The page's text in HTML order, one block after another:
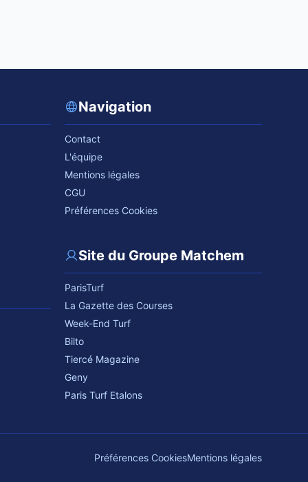
Navigation
Contact
L'équipe
Mentions légales
CGU
Préférences Cookies
Site du Groupe Matchem
ParisTurf
La Gazette des Courses
Week-End Turf
Bilto
Tiercé Magazine
Geny
Paris Turf Etalons
Préférences CookiesMentions légales